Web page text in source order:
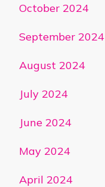
October 2024
September 2024
August 2024
July 2024
June 2024
May 2024
April 2024